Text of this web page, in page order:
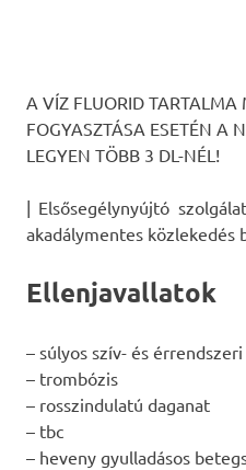
A VÍZ FLUORID TARTALMA
FOGYASZTÁSA ESETÉN A
LEGYEN TÖBB 3 DL-NÉL!
| Elsősegélynyújtó
akadálymentes közlekedés
Ellenjavallatok
– súlyos szív- és
– trombózis
– rosszindulatú daganat
– tbc
– heveny gyulladásos